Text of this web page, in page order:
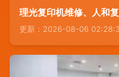
理光复印机维修、人和
更新：2026-08-06